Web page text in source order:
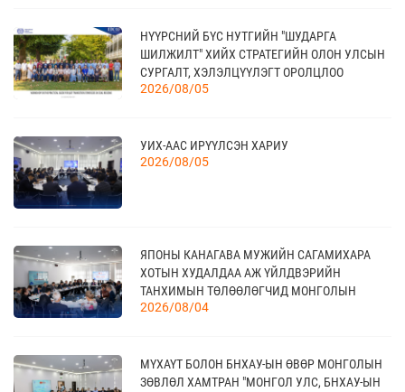
20
09 сар
КАНАД УЛС - ТОРОНТО ХОТЫН БИЗНЕС АЯЛАЛ
21
10 сар
TEX+ VISION KOREA
04
11 сар
ҮЗЭСГЭЛЭН
11 сар
АХУЙН САЛБАРЫН ҮЗЭСГЭЛЭН
НҮҮРСНИЙ БҮС НУТГИЙН "ШУДАРГА
ШИЛЖИЛТ" ХИЙХ СТРАТЕГИЙН ОЛОН УЛСЫН
СУРГАЛТ, ХЭЛЭЛЦҮҮЛЭГТ ОРОЛЦЛОО
2026/08/05
УИХ-ААС ИРҮҮЛСЭН ХАРИУ
2026/08/05
ЯПОНЫ КАНАГАВА МУЖИЙН САГАМИХАРА
ХОТЫН ХУДАЛДАА АЖ ҮЙЛДВЭРИЙН
ТАНХИМЫН ТӨЛӨӨЛӨГЧИД МОНГОЛЫН
ҮНДЭСНИЙ ХУДАЛДАА АЖ ҮЙЛДВЭРИЙН
2026/08/04
МҮХАҮТ БОЛОН БНХАУ-ЫН ӨВӨР МОНГОЛЫН
ЗӨВЛӨЛ ХАМТРАН "МОНГОЛ УЛС, БНХАУ-ЫН